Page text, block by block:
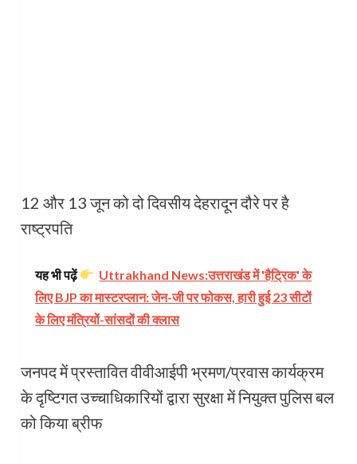
12 और 13 जून को दो दिवसीय देहरादून दौरे पर है
राष्ट्रपति
यह भी पढ़ें
Uttrakhand News:उत्तराखंड में 'हैट्रिक' के
लिए BJP का मास्टरप्लान: जेन-जी पर फोकस, हारी हुई 23 सीटों
के लिए मंत्रियों-सांसदों की क्लास
जनपद में प्रस्तावित वीवीआईपी भ्रमण/प्रवास कार्यक्रम
के दृष्टिगत उच्चाधिकारियों द्वारा सुरक्षा में नियुक्त पुलिस बल
को किया ब्रीफ